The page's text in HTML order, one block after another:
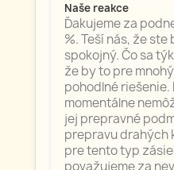
Naše reakce
Ďakujeme za
%. Teší nás, že ste
spokojný. Čo sa
že by to pre
pohodlné riešenie.
momentálne
jej prepravné
prepravu drahých
pre tento typ
považujeme za